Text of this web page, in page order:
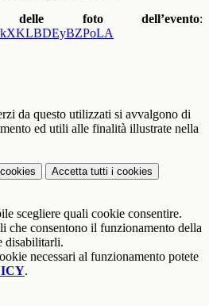
foto dell’evento:
da questo utilizzati si avvalgono di
ed utili alle finalità illustrate nella
Accetta tutti i cookies
scegliere quali cookie consentire.
che consentono il funzionamento della
disabilitarli.
necessari al funzionamento potete
.